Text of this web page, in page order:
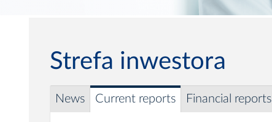
Strefa inwestora
News Current reports Financial reports